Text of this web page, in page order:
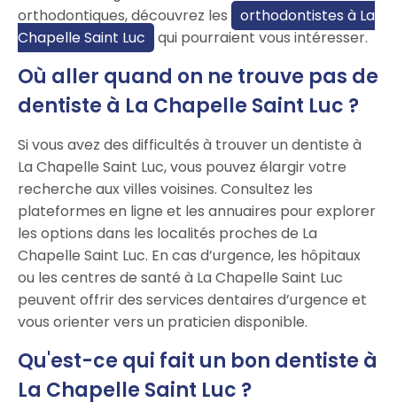
orthodontiques, découvrez les
orthodontistes à La
Chapelle Saint Luc
qui pourraient vous intéresser.
Où aller quand on ne trouve pas de
dentiste à La Chapelle Saint Luc ?
Si vous avez des difficultés à trouver un dentiste à
La Chapelle Saint Luc, vous pouvez élargir votre
recherche aux villes voisines. Consultez les
plateformes en ligne et les annuaires pour explorer
les options dans les localités proches de La
Chapelle Saint Luc. En cas d’urgence, les hôpitaux
ou les centres de santé à La Chapelle Saint Luc
peuvent offrir des services dentaires d’urgence et
vous orienter vers un praticien disponible.
Qu'est-ce qui fait un bon dentiste à
La Chapelle Saint Luc ?